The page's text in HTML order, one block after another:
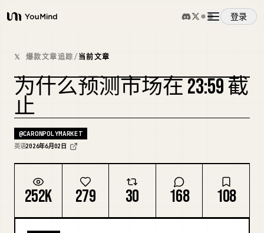
YouMind
登录
概览
使用案例
技能
提示词
定价
𝕏 爆款文章追踪/当前文章
复刻封面
为什么预测市场在 23:59 截
止
@CARONPOLYMARKET
英语2026年6月02日
252K 279 30 168 108